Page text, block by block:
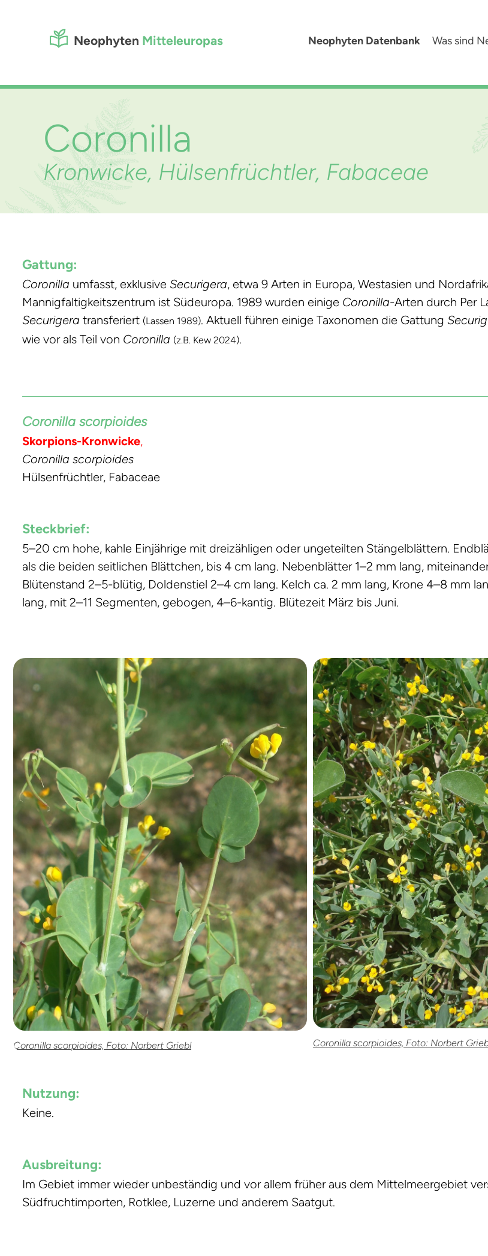
Neophyten Mitteleuropas Neophyten Datenbank Was sind
Coronilla
Kronwicke, Hülsenfrüchtler, Fabaceae
Gattung:
Coronilla umfasst, exklusive Securigera, etwa 9 Arten in Europa, Westasien und
Mannigfaltigkeitszentrum ist Südeuropa. 1989 wurden einige Coronilla-Arten durch Per
Securigera transferiert (Lassen 1989). Aktuell führen einige Taxonomen die Gattung
wie vor als Teil von Coronilla (z.B. Kew 2024).
Coronilla scorpioides
Skorpions-Kronwicke,
Coronilla scorpioides
Hülsenfrüchtler, Fabaceae
Steckbrief:
5–20 cm hohe, kahle Einjährige mit dreizähligen oder ungeteilten Stängelblättern.
als die beiden seitlichen Blättchen, bis 4 cm lang. Nebenblätter 1–2 mm lang,
Blütenstand 2–5-blütig, Doldenstiel 2–4 cm lang. Kelch ca. 2 mm lang, Krone 4–8 mm
lang, mit 2–11 Segmenten, gebogen, 4–6-kantig. Blütezeit März bis Juni.
Coronilla scorpioides, Foto: Norbert Griebl Coronilla scorpioides, Foto: Norbert
Nutzung:
Keine.
Ausbreitung:
Im Gebiet immer wieder unbeständig und vor allem früher aus dem Mittelmeergebiet
Südfruchtimporten, Rotklee, Luzerne und anderem Saatgut.